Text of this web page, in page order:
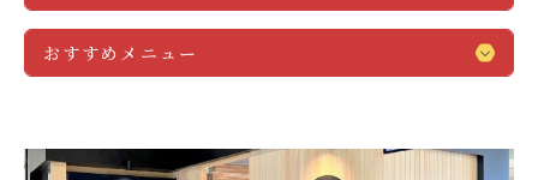
おすすめメニュー